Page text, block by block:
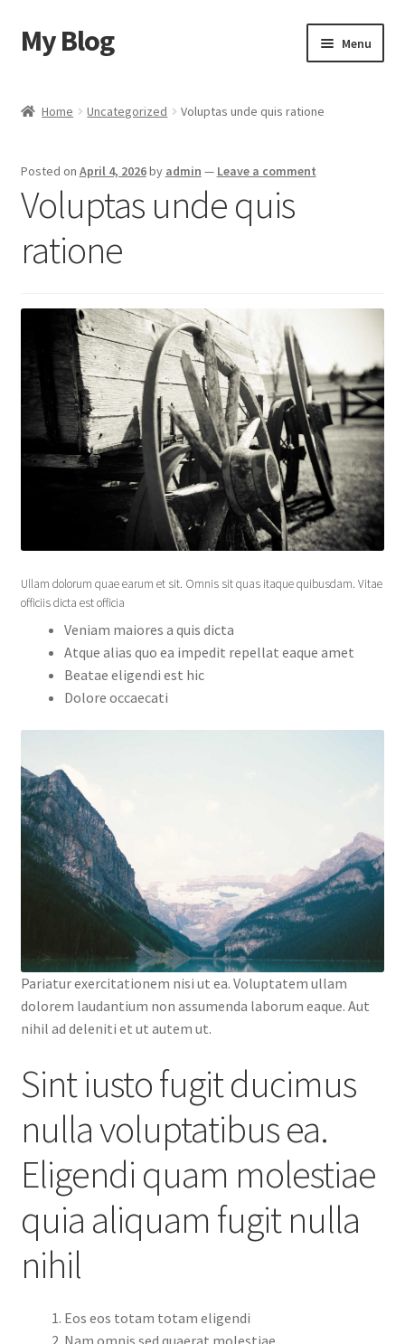
Skip
to
Skip
to
My Blog Menu
Checkout
My account
Home Uncategorized Voluptas unde quis ratione
Posted on April 4, 2026by admin — Leave a comment
Voluptas unde quis
ratione
Ullam dolorum quae earum et sit. Omnis sit quas itaque quibusdam. Vitae
officiis dicta est officia
Veniam maiores a quis dicta
Atque alias quo ea impedit repellat eaque amet
Beatae eligendi est hic
Dolore occaecati
Pariatur exercitationem nisi ut ea. Voluptatem ullam
dolorem laudantium non assumenda laborum eaque. Aut
nihil ad deleniti et ut autem ut.
Sint iusto fugit ducimus
nulla voluptatibus ea.
Eligendi quam molestiae
quia aliquam fugit nulla
nihil
Eos eos totam totam eligendi